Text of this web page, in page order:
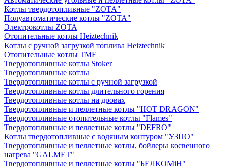
Котлы твердотопливные "ZOTA"
Полуавтоматические котлы "ZOTA"
Электрокотлы ZOTA
Отопительные котлы Heiztechnik
Котлы с ручной загрузкой топлива Heiztechnik
Отопительные котлы TMF
Твердотопливные котлы Stoker
Твердотопливные котлы
Твердотопливные котлы с ручной загрузкой
Твердотопливные котлы длительного горения
Твердотопливные котлы на дровах
Твердотопливные и пеллетные котлы "HOT DRAGON"
Твердотопливные отопительные котлы "Flames"
Твердотопливные и пеллетные котлы "DEFRO"
Котлы твердотопливные с водяным контуром "УЗПО"
Твердотопливные и пеллетные котлы, бойлеры косвенного
нагрева "GALMET"
Твердотопливные и пеллетные котлы "БЕЛКОМiН"